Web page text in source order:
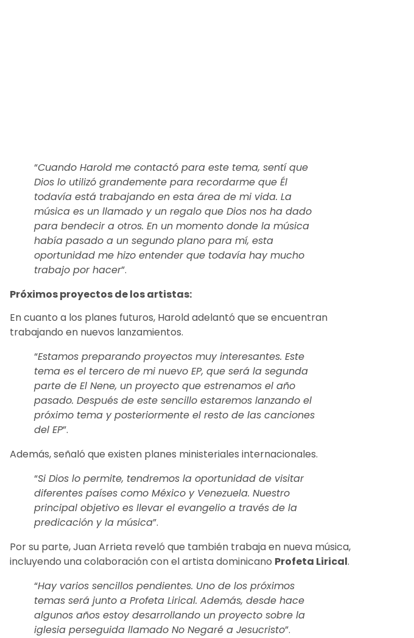
“Cuando Harold me contactó para este tema, sentí que
Dios lo utilizó grandemente para recordarme que Él
todavía está trabajando en esta área de mi vida. La
música es un llamado y un regalo que Dios nos ha dado
para bendecir a otros. En un momento donde la música
había pasado a un segundo plano para mí, esta
oportunidad me hizo entender que todavía hay mucho
trabajo por hacer”.
Próximos proyectos de los artistas:
En cuanto a los planes futuros, Harold adelantó que se encuentran
trabajando en nuevos lanzamientos.
“Estamos preparando proyectos muy interesantes. Este
tema es el tercero de mi nuevo EP, que será la segunda
parte de El Nene, un proyecto que estrenamos el año
pasado. Después de este sencillo estaremos lanzando el
próximo tema y posteriormente el resto de las canciones
del EP”.
Además, señaló que existen planes ministeriales internacionales.
“Si Dios lo permite, tendremos la oportunidad de visitar
diferentes países como México y Venezuela. Nuestro
principal objetivo es llevar el evangelio a través de la
predicación y la música”.
Por su parte, Juan Arrieta reveló que también trabaja en nueva música,
incluyendo una colaboración con el artista dominicano Profeta Lirical.
“Hay varios sencillos pendientes. Uno de los próximos
temas será junto a Profeta Lirical. Además, desde hace
algunos años estoy desarrollando un proyecto sobre la
iglesia perseguida llamado No Negaré a Jesucristo”.